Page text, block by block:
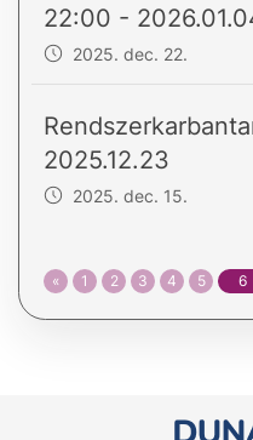
22:00 -
2025. dec. 22.
2025.12.23
2025. dec. 15.
« 1 2 3 4 5 6